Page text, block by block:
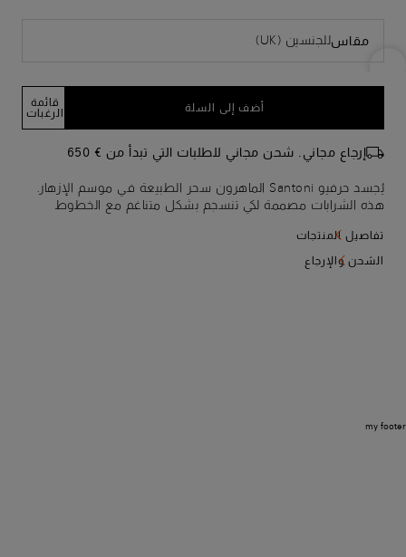
مقاسللجنسين (UK)
أضف إلى السلة
قائمة
الرغبات
إرجاع مجاني. شحن مجاني للطلبات التي تبدأ من € 650
يُجسد حرفيو Santoni الماهرون سحر الطبيعة في موسم الإزهار.
هذه الشرابات مصممة لكي تنسجم بشكل متناغم مع الخطوط
السويد سيتا الخفيف كالحرير. حذاء مناسب للربيع يُعبر عن الفخامة
الحرفية وإعلان عن النمط الشخصي.
تفاصيل المنتجات
الشحن والإرجاع
my footer